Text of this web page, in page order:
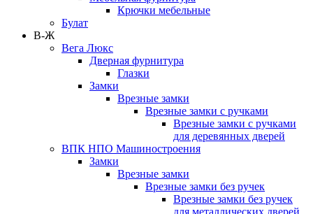
Крючки мебельные
Булат
В-Ж
Вега Люкс
Дверная фурнитура
Глазки
Замки
Врезные замки
Врезные замки с ручками
Врезные замки с ручками
для деревянных дверей
ВПК НПО Машиностроения
Замки
Врезные замки
Врезные замки без ручек
Врезные замки без ручек